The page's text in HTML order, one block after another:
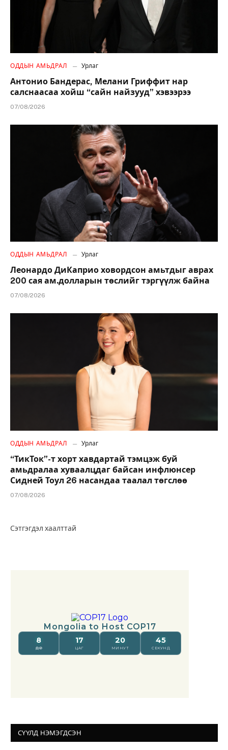
ОДДЫН АМЬДРАЛ Урлаг
Антонио Бандерас, Мелани Гриффит нар
салснаасаа хойш “сайн найзууд” хэвээрээ
07/08/2026
ОДДЫН АМЬДРАЛ Урлаг
Леонардо ДиКаприо ховордсон амьтдыг аврах
200 сая ам.долларын төслийг тэргүүлж байна
07/08/2026
ОДДЫН АМЬДРАЛ Урлаг
“ТикТок”-т хорт хавдартай тэмцэж буй
амьдралаа хуваалцдаг байсан инфлюнсер
Сидней Тоул 26 насандаа таалал төгслөө
07/08/2026
Сэтгэгдэл хаалттай
СҮҮЛД НЭМЭГДСЭН